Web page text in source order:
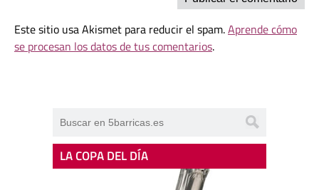
Este sitio usa Akismet para reducir el spam.Aprende cómo
se procesan los datos de tus comentarios.
LA COPA DEL DÍA